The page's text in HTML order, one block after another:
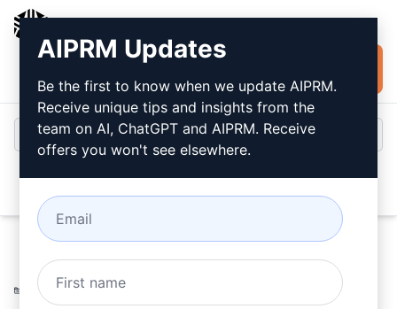
installieren
Home / AI Prompts für ChatGPT Copywriting Prompts
Products Prompts
AIPRM Updates
Be the first to know when we update AIPRM.
Receive unique tips and insights from the
team on AI, ChatGPT and AIPRM. Receive
offers you won't see elsewhere.